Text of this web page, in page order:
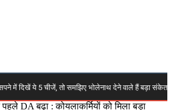
ये 5 चीजें, तो समझिए भोलेनाथ देने वाले हैं बड़ा संकेत!
DA बढ़ा : कोयलाकर्मियों को मिला बड़ा